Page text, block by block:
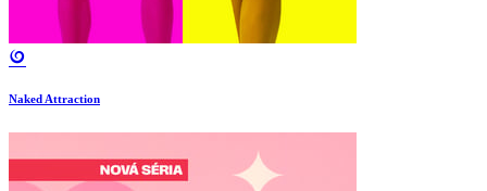
Naked Attraction